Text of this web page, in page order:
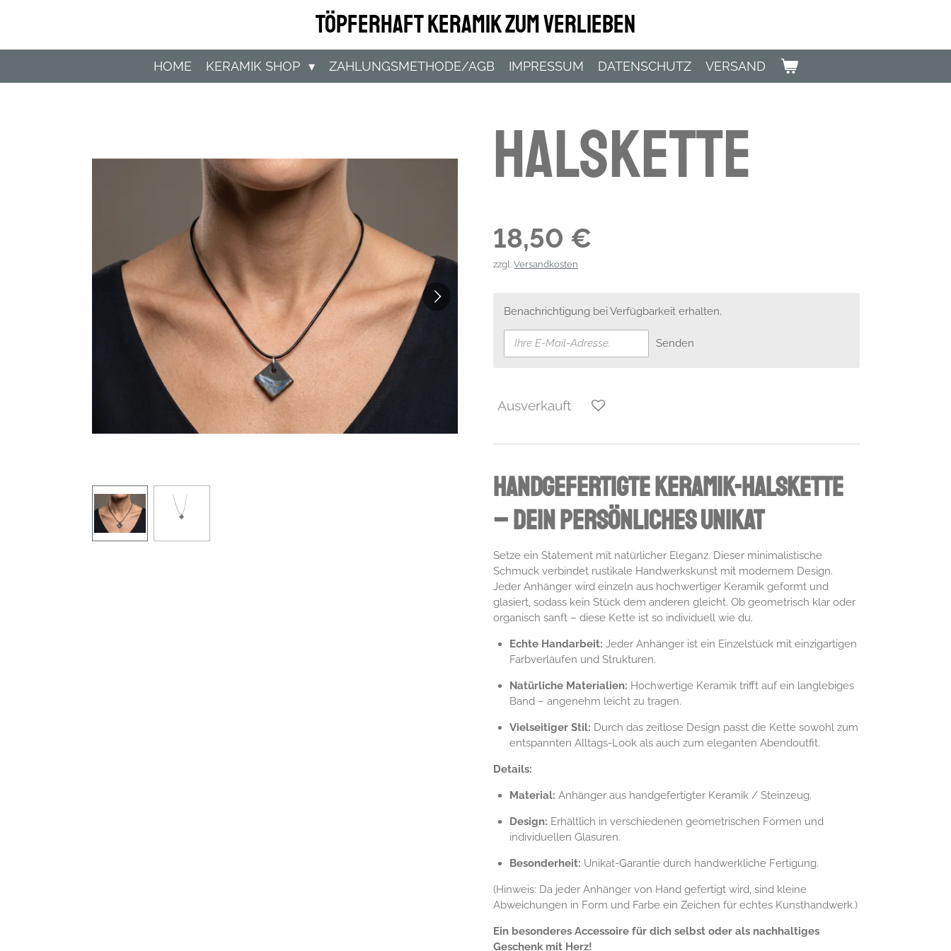
Töpferhaft Keramik zum Verlieben
HOME KERAMIK SHOP ZAHLUNGSMETHODE/AGB IMPRESSUM DATENSCHUTZ VERSAND
Halskette
18,50 €
zzgl. Versandkosten
Benachrichtigung bei Verfügbarkeit erhalten.
Senden
Ausverkauft
Handgefertigte Keramik-Halskette
– Dein persönliches Unikat
Setze ein Statement mit natürlicher Eleganz. Dieser minimalistische
Schmuck verbindet rustikale Handwerkskunst mit modernem Design.
Jeder Anhänger wird einzeln aus hochwertiger Keramik geformt und
glasiert, sodass kein Stück dem anderen gleicht. Ob geometrisch klar oder
organisch sanft – diese Kette ist so individuell wie du.
Echte Handarbeit: Jeder Anhänger ist ein Einzelstück mit einzigartigen
Farbverläufen und Strukturen.
Natürliche Materialien: Hochwertige Keramik trifft auf ein langlebiges
Band – angenehm leicht zu tragen.
Vielseitiger Stil: Durch das zeitlose Design passt die Kette sowohl zum
entspannten Alltags-Look als auch zum eleganten Abendoutfit.
Details:
Material: Anhänger aus handgefertigter Keramik / Steinzeug.
Design: Erhältlich in verschiedenen geometrischen Formen und
individuellen Glasuren.
Besonderheit: Unikat-Garantie durch handwerkliche Fertigung.
(Hinweis: Da jeder Anhänger von Hand gefertigt wird, sind kleine
Abweichungen in Form und Farbe ein Zeichen für echtes Kunsthandwerk.)
Ein besonderes Accessoire für dich selbst oder als nachhaltiges
Geschenk mit Herz!